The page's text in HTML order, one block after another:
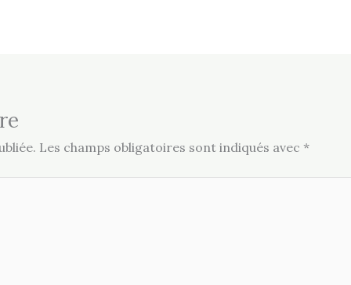
Les champs obligatoires sont indiqués avec *